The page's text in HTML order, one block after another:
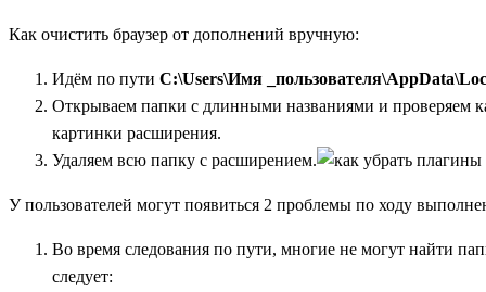
Как очистить браузер от дополнений вручную:
Идём по пути C:\Users\Имя
Открываем папки с длинными названиями и проверяем
картинки расширения.
Удаляем всю папку с расширением.
У пользователей могут появиться 2 проблемы по ходу
Во время следования по пути, многие не могут найти
следует: